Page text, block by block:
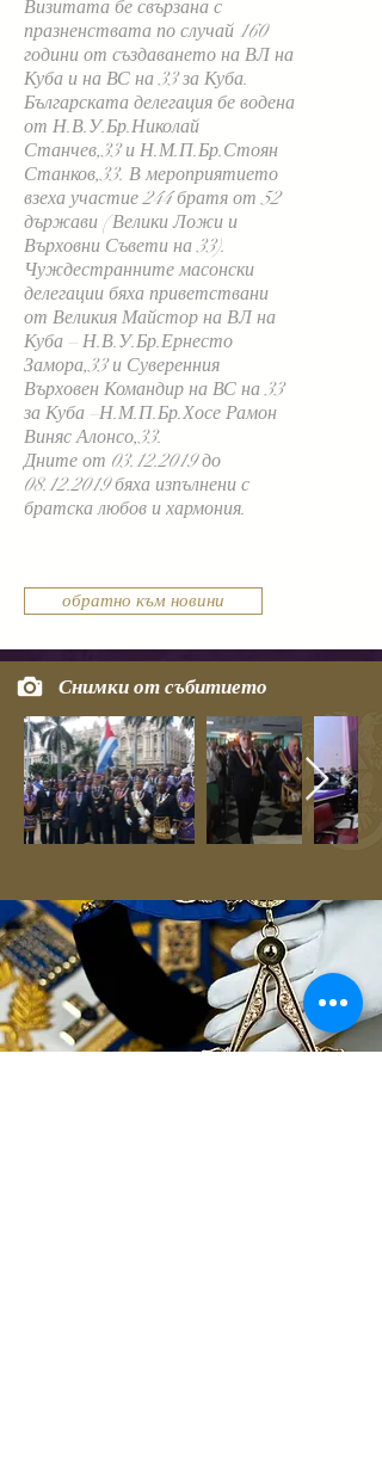
Визитата бе свързана с
празненствата по случай 160
години от създаването на ВЛ на
Куба и на ВС на 33 за Куба.
Българската делегация бе водена
от Н.В.У.Бр.Николай
Станчев,33 и Н.М.П.Бр.Стоян
Станков,33. В мероприятието
взеха участие 244 братя от 52
държави ( Велики Ложи и
Върховни Съвети на 33).
Чуждестранните масонски
делегации бяха приветствани
от Великия Майстор на ВЛ на
Куба – Н.В.У.Бр.Ернесто
Замора,33 и Суверенния
Върховен Командир на ВС на 33
за Куба –Н.М.П.Бр.Хосе Рамон
Виняс Алонсо,33.
Дните от 03.12.2019до
08.12.2019бяха изпълнени с
братска любов и хармония.
обратно към новини
Снимки от събитието